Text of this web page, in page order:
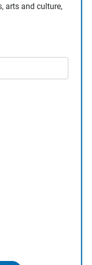
arts and culture,